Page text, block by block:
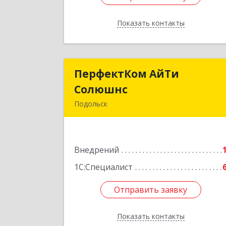
Показать контакты
Назад
ПерфектКом АйТи
Солюшнс
Подольск
Внедрений
1
1С:Специалист
Отправить заявку
Показать контакты
ПерфектКом АйТи
№ 21, строение 1, ком.305
Отправить заявку
Назад